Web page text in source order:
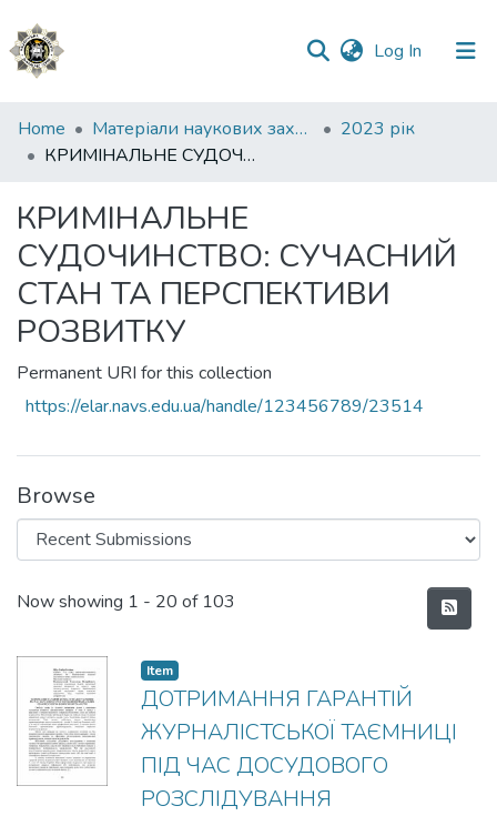
Log In (current)
Communities
&
All of DSpace
Statistics
Home Матеріали наукових заходів
2023 рік
КРИМІНАЛЬНЕ СУДОЧИНСТВО: СУЧАСНИЙ СТАН ТА ПЕРСПЕКТИВИ РОЗВИТКУ
КРИМІНАЛЬНЕ
СУДОЧИНСТВО: СУЧАСНИЙ
СТАН ТА ПЕРСПЕКТИВИ
РОЗВИТКУ
Permanent URI for this collection
https://elar.navs.edu.ua/handle/123456789/23514
Browse
Recent Submissions
Now showing 1 - 20 of 103
Item
ДОТРИМАННЯ ГАРАНТІЙ
ЖУРНАЛІСТСЬКОЇ ТАЄМНИЦІ
ПІД ЧАС ДОСУДОВОГО
РОЗСЛІДУВАННЯ